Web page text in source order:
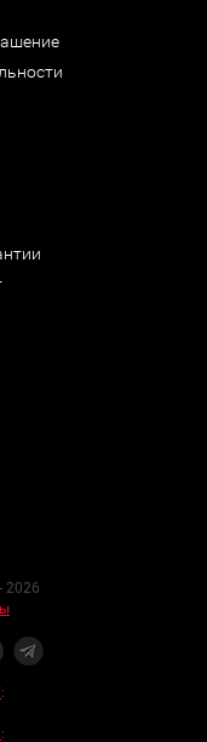
2026
:
: